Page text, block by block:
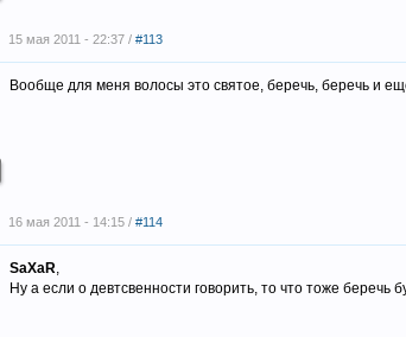
15 мая 2011 - 22:37 / #113
Вообще для меня волосы это святое, беречь, беречь и
16 мая 2011 - 14:15 / #114
SaXaR,
Ну а если о девтсвенности говорить, то что тоже беречь